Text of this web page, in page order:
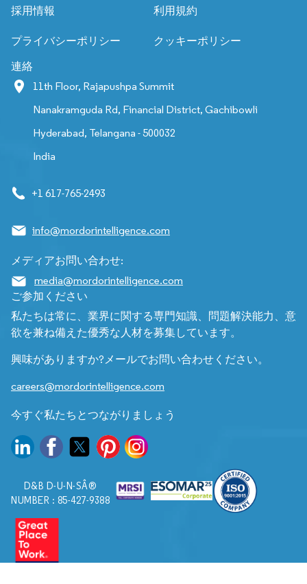
採用情報 利用規約
プライバシーポリシー クッキーポリシー
連絡
11th Floor, Rajapushpa Summit
Nanakramguda Rd, Financial District, Gachibowli
Hyderabad, Telangana - 500032
India
+1 617-765-2493
info@mordorintelligence.com
メディアお問い合わせ:
media@mordorintelligence.com
ご参加ください
私たちは常に、業界に関する専門知識、問題解決能力、意
欲を兼ね備えた優秀な人材を募集しています。
興味がありますか?メールでお問い合わせください。
careers@mordorintelligence.com
今すぐ私たちとつながりましょう
D&B D-U-N-SÂ®
NUMBER : 85-427-9388